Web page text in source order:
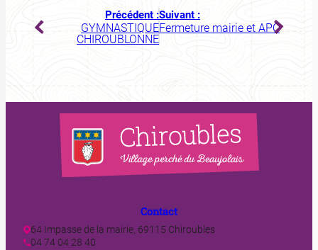
Précédent :
GYMNASTIQUE
CHIROUBLONNE
Suivant :
Fermeture mairie et APC
Contact
64 Impasse de la mairie, 69115 Chiroubles
04 74 04 28 40